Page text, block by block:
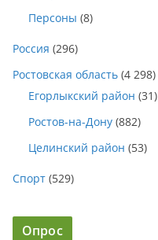
Персоны (8)
Россия (296)
Ростовская область (4 298)
Егорлыкский район (31)
Ростов-на-Дону (882)
Целинский район (53)
Спорт (529)
Опрос